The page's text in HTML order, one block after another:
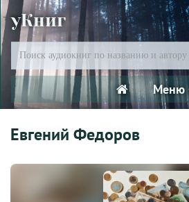
уКниг
Меню
Евгений Федоров